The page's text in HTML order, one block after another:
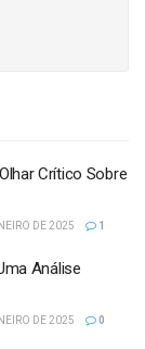
Crítico Sobre
DE 2025 1
Análise
DE 2025 0